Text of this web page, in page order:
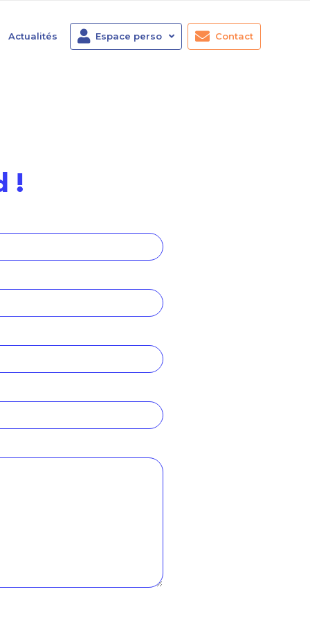
Actualités Espace perso Contact
!